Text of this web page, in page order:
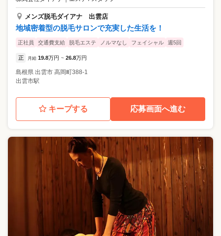
メンズ脱毛ダイアナ 出雲店
地域密着型の脱毛サロンで充実した生活を！
正社員 交通費支給 脱毛エステ ノルマなし フェイシャル 週5回
正 月給 19.8万円 ~ 26.8万円
島根県 出雲市 高岡町388-1
出雲市駅
キープする 応募画面へ進む